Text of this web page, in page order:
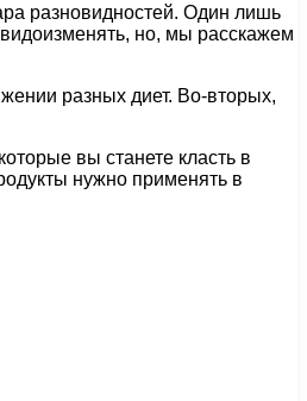
разновидностей. Один лишь
но, мы расскажем
разных диет. Во-вторых,
вы станете класть в
нужно применять в